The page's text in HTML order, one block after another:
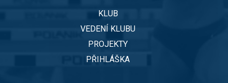
KLUB
VEDENÍ KLUBU
PROJEKTY
PŘIHLÁŠKA